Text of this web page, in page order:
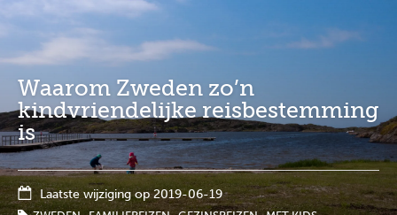
Overslaan
de
inhoud
gaan
Waarom Zweden zo’n
kindvriendelijke reisbestemming
is
Laatste wijziging op 2019-06-19
screen